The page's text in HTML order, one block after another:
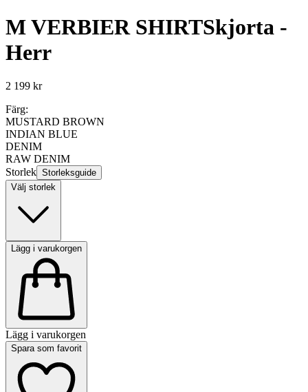
M VERBIER SHIRTSkjorta -
Herr
2 199 kr
Färg:
MUSTARD BROWN
INDIAN BLUE
DENIM
RAW DENIM
Storlek Storleksguide
Välj storlek
Lägg i varukorgen
Lägg i varukorgen
Spara som favorit